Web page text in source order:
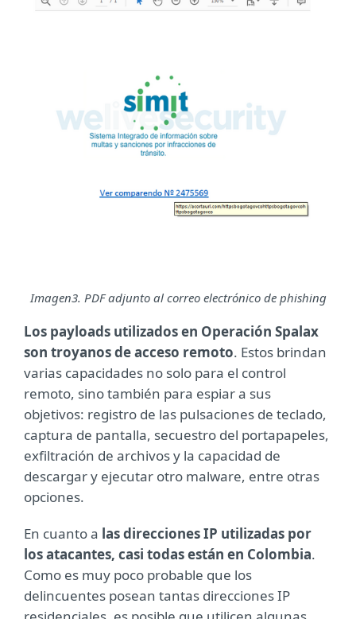
Imagen3. PDF adjunto al correo electrónico de phishing
Los payloads utilizados en Operación Spalax
son troyanos de acceso remoto. Estos brindan
varias capacidades no solo para el control
remoto, sino también para espiar a sus
objetivos: registro de las pulsaciones de teclado,
captura de pantalla, secuestro del portapapeles,
exfiltración de archivos y la capacidad de
descargar y ejecutar otro malware, entre otras
opciones.
En cuanto a las direcciones IP utilizadas por
los atacantes, casi todas están en Colombia.
Como es muy poco probable que los
delincuentes posean tantas direcciones IP